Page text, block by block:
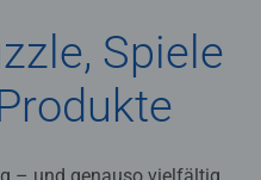
Spiele